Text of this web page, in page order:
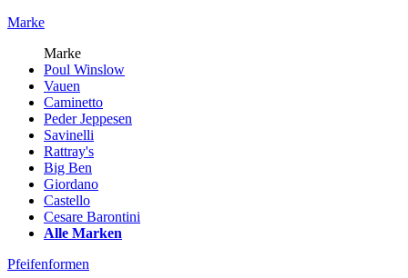
Marke
Marke
Poul Winslow
Vauen
Caminetto
Peder Jeppesen
Savinelli
Rattray's
Big Ben
Giordano
Castello
Cesare Barontini
Alle Marken
Pfeifenformen